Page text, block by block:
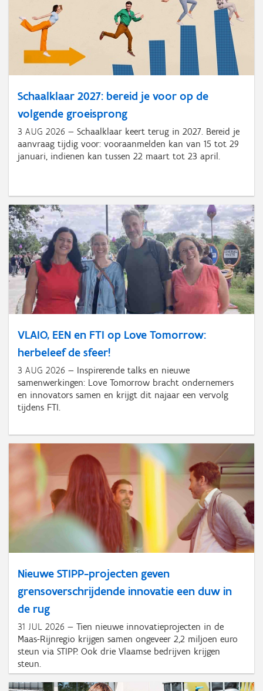
Schaalklaar 2027: bereid je voor op de
volgende groeisprong
3 AUG 2026
Schaalklaar keert terug in 2027. Bereid je
aanvraag tijdig voor: vooraanmelden kan van 15 tot 29
januari, indienen kan tussen 22 maart tot 23 april.
VLAIO, EEN en FTI op Love Tomorrow:
herbeleef de sfeer!
3 AUG 2026
Inspirerende talks en nieuwe
samenwerkingen: Love Tomorrow bracht ondernemers
en innovators samen en krijgt dit najaar een vervolg
tijdens FTI.
Nieuwe STIPP-projecten geven
grensoverschrijdende innovatie een duw in
de rug
31 JUL 2026
Tien nieuwe innovatieprojecten in de
Maas-Rijnregio krijgen samen ongeveer 2,2 miljoen euro
steun via STIPP. Ook drie Vlaamse bedrijven krijgen
steun.